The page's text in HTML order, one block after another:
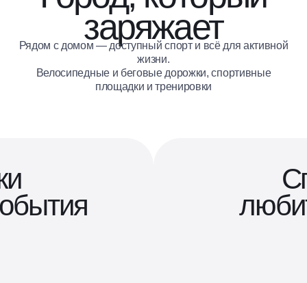
заряжает
Рядом с домом — доступный спорт и всё для активной
жизни.
Велосипедные и беговые дорожки, спортивные
площадки и тренировки